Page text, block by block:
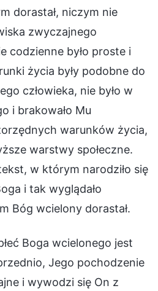
dorastał, niczym nie
zwyczajnego
codzienne było proste i
życia były podobne do
człowieka, nie było w
i brakowało Mu
warunków życia,
warstwy społeczne.
w którym narodziło się
i tak wyglądało
Bóg wcielony dorastał.
Boga wcielonego jest
Jego pochodzenie
i wywodzi się On z